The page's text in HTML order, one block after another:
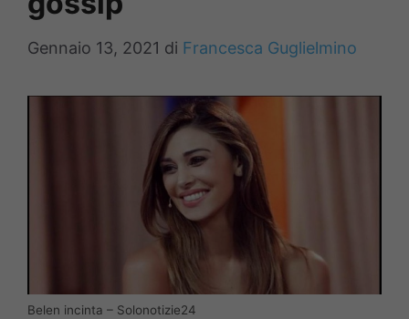
Gennaio 13, 2021 di Francesca Guglielmino
Belen incinta – Solonotizie24